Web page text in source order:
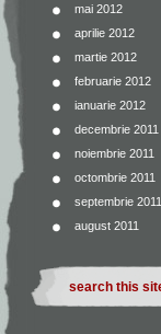
mai 2012
aprilie 2012
martie 2012
februarie 2012
ianuarie 2012
decembrie 2011
noiembrie 2011
octombrie 2011
septembrie 2011
august 2011